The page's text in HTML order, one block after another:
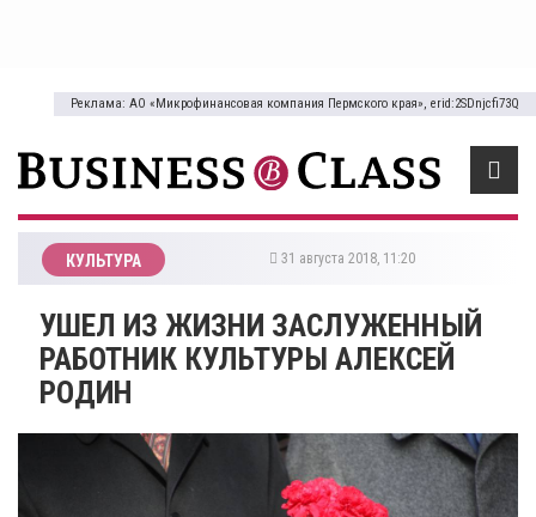
Реклама: АО «Микрофинансовая компания Пермского края», erid:2SDnjcfi73Q
КУЛЬТУРА 31 августа 2018, 11:20
УШЕЛ ИЗ ЖИЗНИ ЗАСЛУЖЕННЫЙ
РАБОТНИК КУЛЬТУРЫ АЛЕКСЕЙ
РОДИН